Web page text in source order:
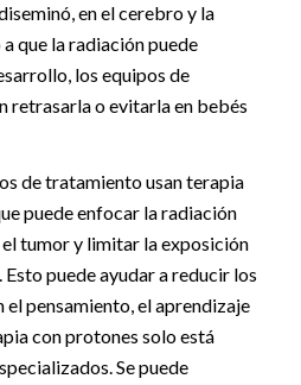
en el cerebro y la
que la radiación puede
los equipos de
retrasarla o evitarla en bebés
de tratamiento usan terapia
puede enfocar la radiación
tumor y limitar la exposición
puede ayudar a reducir los
pensamiento, el aprendizaje
con protones solo está
Se puede